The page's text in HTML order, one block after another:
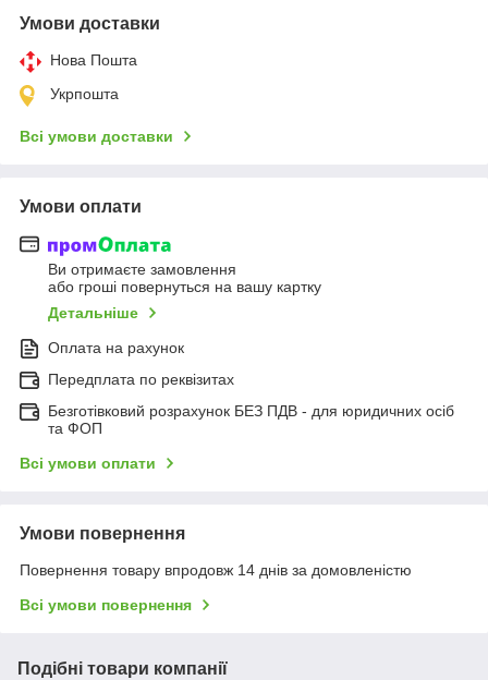
Умови доставки
Нова Пошта
Укрпошта
Всі умови доставки
Умови оплати
Ви отримаєте замовлення
або гроші повернуться на вашу картку
Детальніше
Оплата на рахунок
Передплата по реквізитах
Безготівковий розрахунок БЕЗ ПДВ - для юридичних осіб
та ФОП
Всі умови оплати
Умови повернення
Повернення товару впродовж 14 днів за домовленістю
Всі умови повернення
Подібні товари компанії